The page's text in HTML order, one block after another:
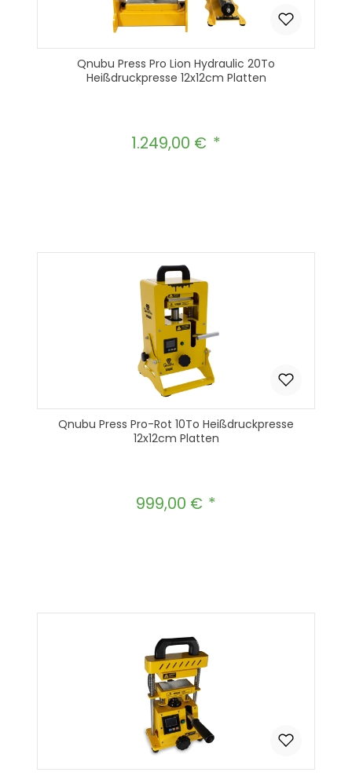
Qnubu Press Pro Lion Hydraulic 20To
Heißdruckpresse 12x12cm Platten
Regulärer Preis:
1.249,00 €
Qnubu Press Pro-Rot 10To Heißdruckpresse
12x12cm Platten
Regulärer Preis:
999,00 €